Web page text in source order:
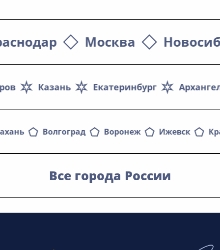
Москва
Екатеринбург
Казань
Волгоград Воронеж Ижевск
Все города России